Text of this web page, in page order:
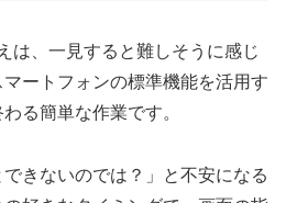
は、一見すると難しそうに感じ
ートフォンの標準機能を活用す
る簡単な作業です。
できないのでは？」と不安になる